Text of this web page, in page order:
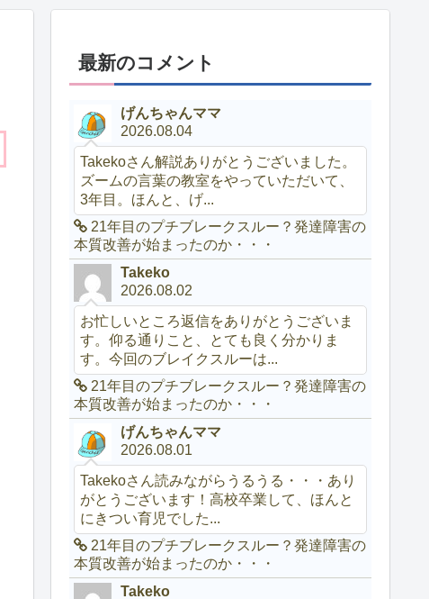
最新のコメント
げんちゃんママ
2026.08.04
Takekoさん解説ありがとうございました。
ズームの言葉の教室をやっていただいて、
3年目。ほんと、げ...
21年目のプチブレークスルー？発達障害の
本質改善が始まったのか・・・
Takeko
2026.08.02
お忙しいところ返信をありがとうございま
す。仰る通りこと、とても良く分かりま
す。今回のブレイクスルーは...
21年目のプチブレークスルー？発達障害の
本質改善が始まったのか・・・
げんちゃんママ
2026.08.01
Takekoさん読みながらうるうる・・・あり
がとうございます！高校卒業して、ほんと
にきつい育児でした...
21年目のプチブレークスルー？発達障害の
本質改善が始まったのか・・・
Takeko